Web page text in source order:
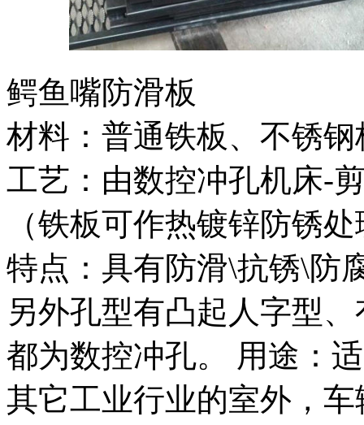
鳄鱼嘴防滑板
材料：普通铁板、不锈
工艺：由数控冲孔机床-
（铁板可作热镀锌防锈
特点：具有防滑\抗锈\防
另外孔型有凸起人字型
都为数控冲孔。 用途：
其它工业行业的室外，